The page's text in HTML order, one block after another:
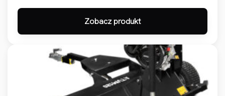
Zobacz produkt